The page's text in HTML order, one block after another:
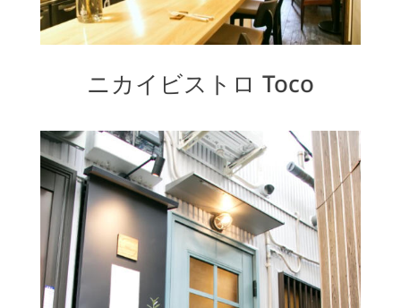
ニカイビストロ Toco